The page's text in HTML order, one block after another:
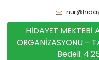
HİDAYET MEKTEBİ
ORGANİZASYONU –
Bedeli: